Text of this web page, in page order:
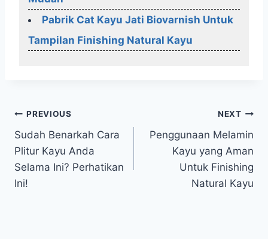
Pabrik Cat Kayu Jati Biovarnish Untuk
Tampilan Finishing Natural Kayu
Post
navigation
PREVIOUS
Sudah Benarkah Cara
Plitur Kayu Anda
Selama Ini? Perhatikan
Ini!
NEXT
Penggunaan Melamin
Kayu yang Aman
Untuk Finishing
Natural Kayu